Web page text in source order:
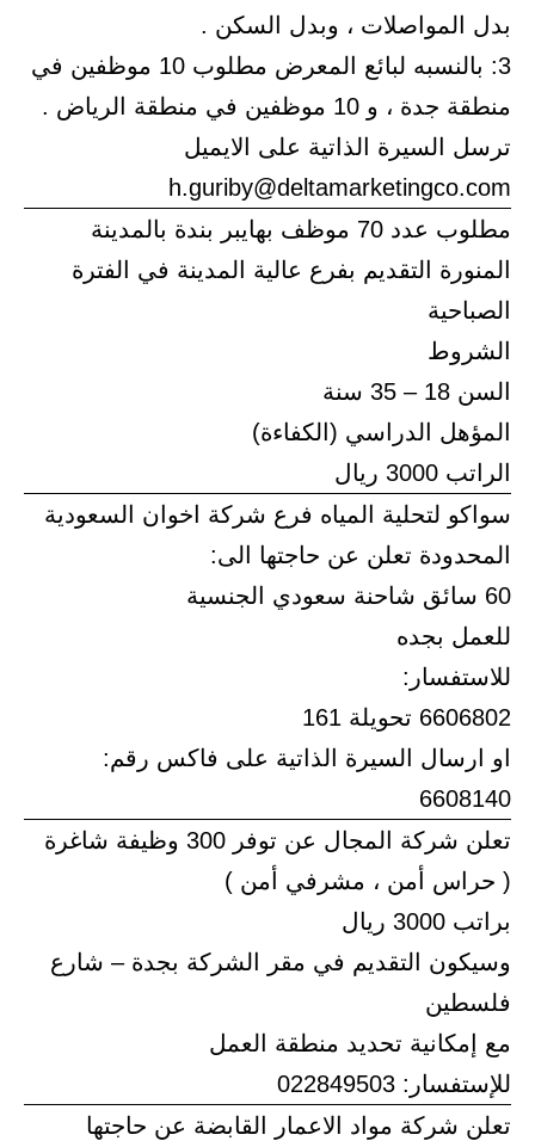
بدل المواصلات ، وبدل السكن .
3: بالنسبه لبائع المعرض مطلوب 10 موظفين في
منطقة جدة ، و 10 موظفين في منطقة الرياض .
ترسل السيرة الذاتية على الايميل
h.guriby@deltamarketingco.com
مطلوب عدد 70 موظف بهايبر بندة بالمدينة
المنورة التقديم بفرع عالية المدينة في الفترة
الصباحية
الشروط
السن 18 – 35 سنة
المؤهل الدراسي (الكفاءة)
الراتب 3000 ريال
سواكو لتحلية المياه فرع شركة اخوان السعودية
المحدودة تعلن عن حاجتها الى:
60 سائق شاحنة سعودي الجنسية
للعمل بجده
للاستفسار:
6606802 تحويلة 161
او ارسال السيرة الذاتية على فاكس رقم:
6608140
تعلن شركة المجال عن توفر 300 وظيفة شاغرة
( حراس أمن ، مشرفي أمن )
براتب 3000 ريال
وسيكون التقديم في مقر الشركة بجدة – شارع
فلسطين
مع إمكانية تحديد منطقة العمل
للإستفسار: 022849503
تعلن شركة مواد الاعمار القابضة عن حاجتها